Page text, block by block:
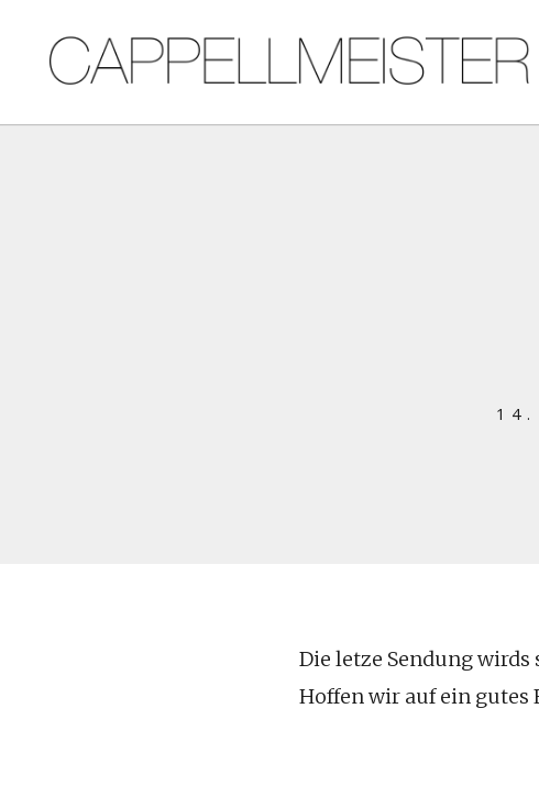
Die letze Sendung wirds
Hoffen wir auf ein gutes